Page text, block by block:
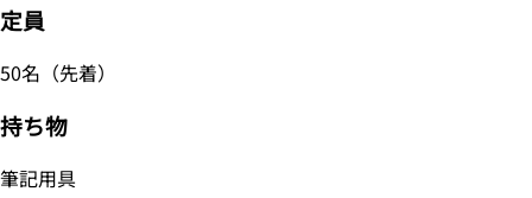
定員
50名（先着）
持ち物
筆記用具